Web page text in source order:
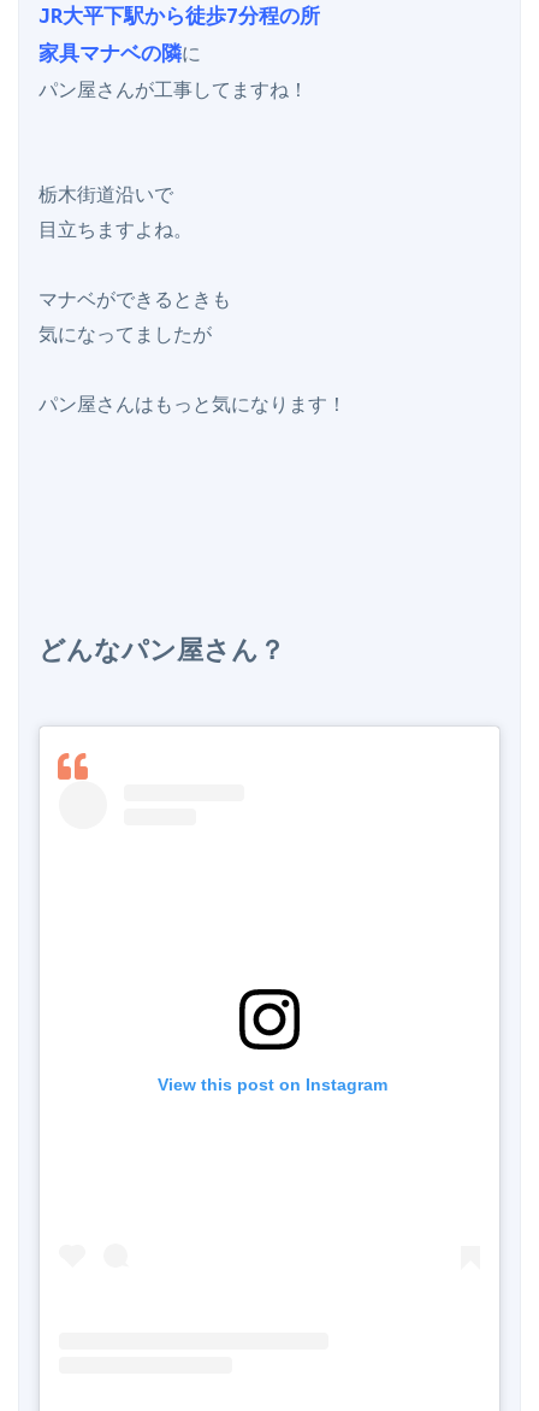
JR大平下駅から徒歩7分程の所
家具マナベの隣に
パン屋さんが工事してますね！
栃木街道沿いで
目立ちますよね。
マナベができるときも
気になってましたが
パン屋さんはもっと気になります！
どんなパン屋さん？
View this post on Instagram